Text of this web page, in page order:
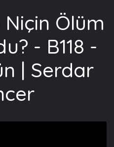
Ölüm
- B118 -
| Serdar